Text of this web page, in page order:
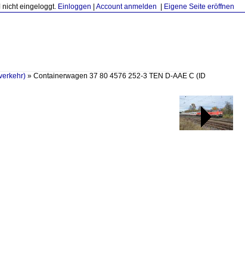
nicht eingeloggt. Einloggen Account anmelden Eigene Seite eröffnen
» Containerwagen 37 80 4576 252-3 TEN D-AAE C (ID